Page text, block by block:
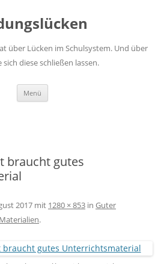
über Lücken im Schulsystem. Und über
sich diese schließen lassen.
Menü
braucht gutes
2017 mit 1280 × 853 in Guter
.